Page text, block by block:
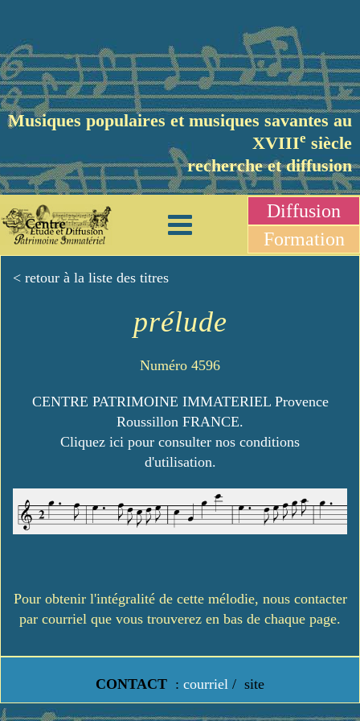
Musiques populaires et musiques savantes au
XVIIIe siècle
recherche et diffusion
Diffusion
Formation
< retour à la liste des titres
prélude
Numéro 4596
CENTRE PATRIMOINE IMMATERIEL Provence
Roussillon FRANCE.
Cliquez ici pour consulter nos conditions
d'utilisation.
Pour obtenir l'intégralité de cette mélodie, nous contacter
par courriel que vous trouverez en bas de chaque page.
CONTACT : courriel / site
https://www.lavielledanstoussesetats.fr